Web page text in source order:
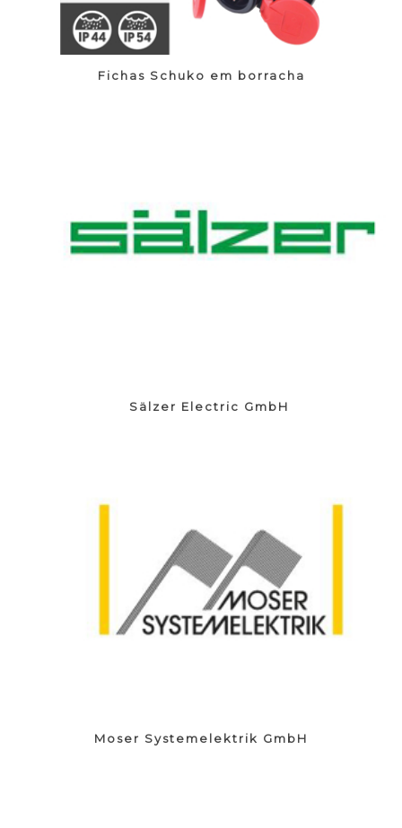
Fichas Schuko em borracha
Sälzer Electric GmbH
Moser Systemelektrik GmbH